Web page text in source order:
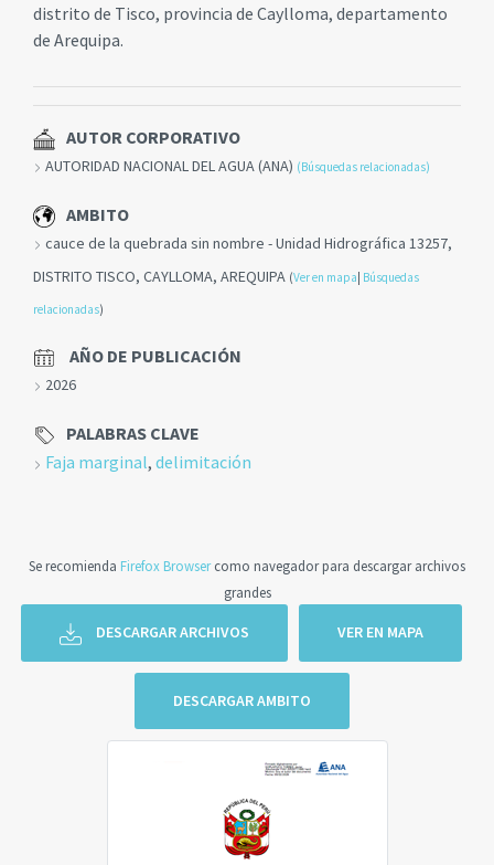
distrito de Tisco, provincia de Caylloma, departamento
de Arequipa.
AUTOR CORPORATIVO
AUTORIDAD NACIONAL DEL AGUA (ANA) (Búsquedas relacionadas)
AMBITO
cauce de la quebrada sin nombre - Unidad Hidrográfica 13257,
DISTRITO TISCO, CAYLLOMA, AREQUIPA (Ver en mapa Búsquedas
relacionadas)
AÑO DE PUBLICACIÓN
2026
PALABRAS CLAVE
Faja marginal, delimitación
Se recomienda Firefox Browsercomo navegador para descargar archivos
grandes
DESCARGAR ARCHIVOS VER EN MAPA
DESCARGAR AMBITO